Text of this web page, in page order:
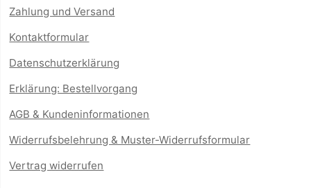
Zahlung und Versand
Kontaktformular
Datenschutzerklärung
Erklärung: Bestellvorgang
AGB & Kundeninformationen
Widerrufsbelehrung & Muster-Widerrufsformular
Vertrag widerrufen